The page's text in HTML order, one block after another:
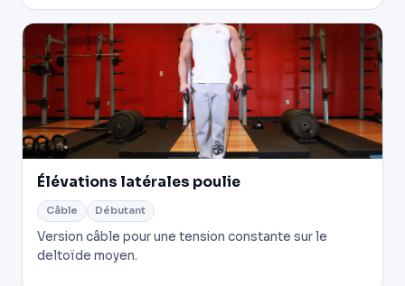
Élévations latérales poulie
Câble Débutant
Version câble pour une tension constante sur le
deltoïde moyen.